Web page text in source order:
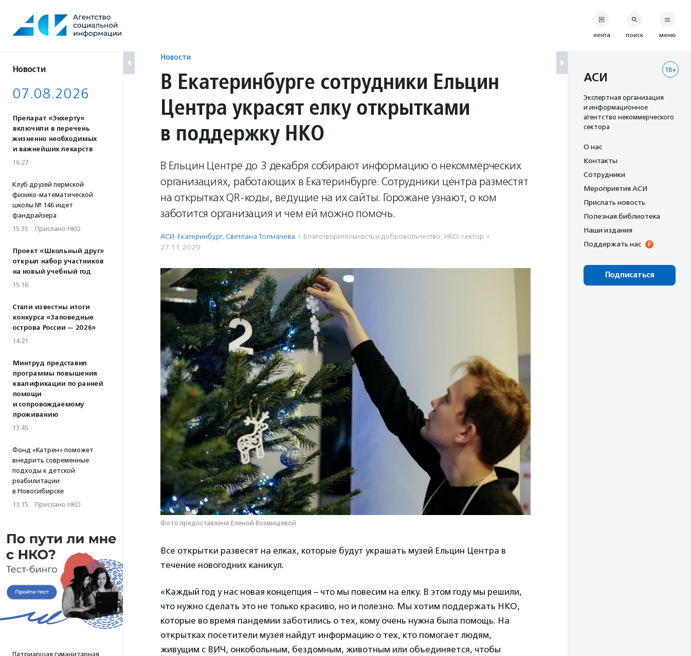
содержанию
Новости
07.08.2026
Препарат «Энхерту»
включили в перечень
жизненно необходимых
и важнейших лекарств
16:27
Клуб друзей пермской
физико-математической
школы № 146 ищет
фандрайзера
15:35 · Прислано НКО
Проект «Школьный друг»
открыл набор участников
на новый учебный год
15:16
Стали известны итоги
конкурса «Заповедные
острова России — 2026»
14:21
Минтруд представил
программы повышения
квалификации по ранней
помощи
и сопровождаемому
проживанию
13:45
Фонд «Катрен» поможет
внедрить современные
подходы к детской
реабилитации
в Новосибирске
13:15 · Прислано НКО
Патриаршая гуманитарная
Новости
В Екатеринбурге сотрудники Ельцин
Центра украсят елку открытками
в поддержку НКО
В Ельцин Центре до 3 декабря собирают информацию о некоммерческих
организациях, работающих в Екатеринбурге. Сотрудники центра разместят
на открытках QR-коды, ведущие на их сайты. Горожане узнают, о ком
заботится организация и чем ей можно помочь.
АСИ-Екатеринбург, Светлана Толмачева · Благотвори­тель­ность и доброволь­чест­во, НКО-сектор ·
27.11.2020
Фото предоставлено Еленой Возмищевой
Все открытки развесят на елках, которые будут украшать музей Ельцин Центра в
течение новогодних каникул.
«Каждый год у нас новая концепция – что мы повесим на елку. В этом году мы решили,
что нужно сделать это не только красиво, но и полезно. Мы хотим поддержать НКО,
которые во время пандемии заботились о тех, кому очень нужна была помощь. На
открытках посетители музея найдут информацию о тех, кто помогает людям,
живущим с ВИЧ, онкобольным, бездомным, животным или объединяется, чтобы
лента поиск меню
18+
АСИ
Экспертная организация
и информационное
агентство некоммерческого
сектора
О нас
Контакты
Сотрудники
Мероприятия АСИ
Прислать новость
Полезная библиотека
Наши издания
Поддержать нас
Подписаться